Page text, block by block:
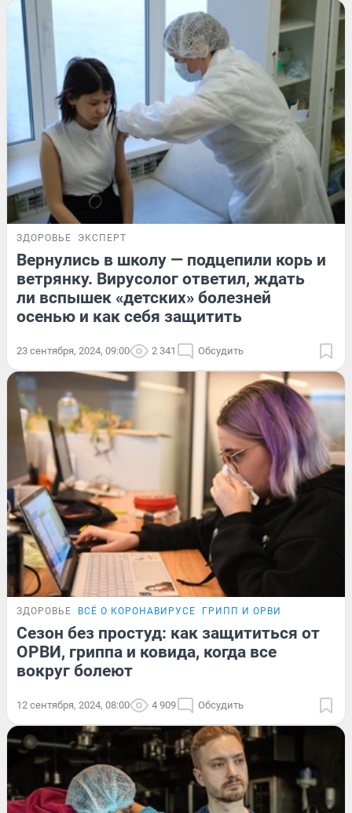
ЗДОРОВЬЕ ЭКСПЕРТ
Вернулись в школу — подцепили корь и
ветрянку. Вирусолог ответил, ждать
ли вспышек «детских» болезней
осенью и как себя защитить
23 сентября, 2024, 09:00 2 341 Обсудить
ЗДОРОВЬЕ ВСЁ О КОРОНАВИРУСЕ ГРИПП И ОРВИ
Сезон без простуд: как защититься от
ОРВИ, гриппа и ковида, когда все
вокруг болеют
12 сентября, 2024, 08:00 4 909 Обсудить